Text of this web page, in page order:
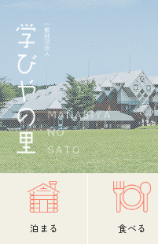
泊まる 食べる